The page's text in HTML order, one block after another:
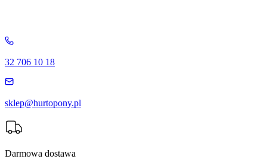
32 706 10 18
sklep@hurtopony.pl
Darmowa dostawa